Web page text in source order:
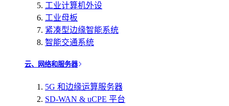
工业计算机外设
工业母板
紧凑型边缘智能系统
智能交通系统
云、网络和服务器
5G 和边缘运算服务器
SD-WAN & uCPE 平台